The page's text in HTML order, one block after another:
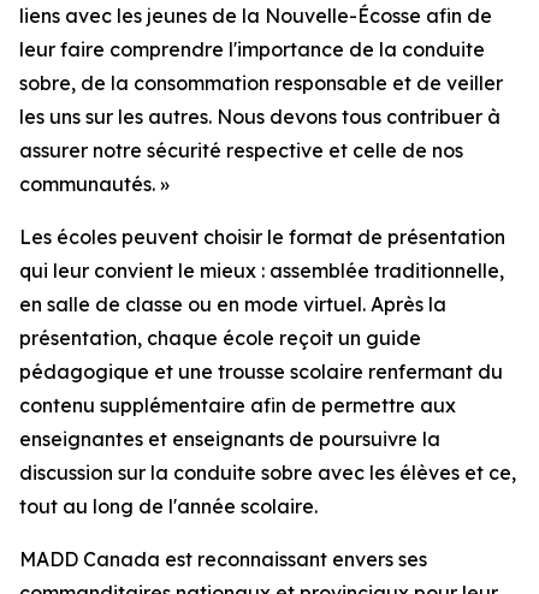
liens avec les jeunes de la Nouvelle-Écosse afin de
leur faire comprendre l'importance de la conduite
sobre, de la consommation responsable et de veiller
les uns sur les autres. Nous devons tous contribuer à
assurer notre sécurité respective et celle de nos
communautés. »
Les écoles peuvent choisir le format de présentation
qui leur convient le mieux : assemblée traditionnelle,
en salle de classe ou en mode virtuel. Après la
présentation, chaque école reçoit un guide
pédagogique et une trousse scolaire renfermant du
contenu supplémentaire afin de permettre aux
enseignantes et enseignants de poursuivre la
discussion sur la conduite sobre avec les élèves et ce,
tout au long de l'année scolaire.
MADD Canada est reconnaissant envers ses